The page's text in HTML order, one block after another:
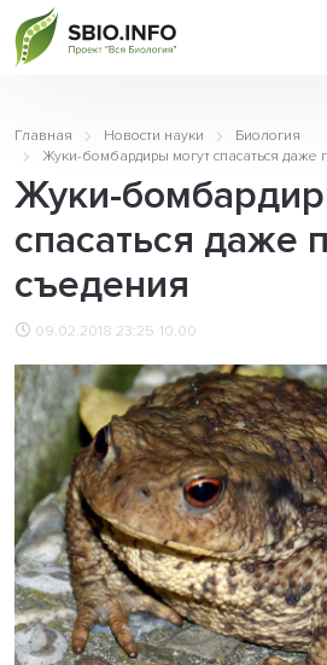
Главная Новости науки
Биология
Жуки-бомбардиры могут спасаться даже
Жуки-
спасаться даже
съедения
09.02.2018 23:25 10.00